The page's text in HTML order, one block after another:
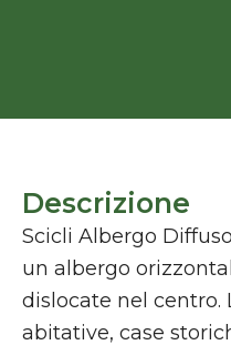
Descrizione
Scicli Albergo
un albergo
dislocate nel centro.
abitative, case